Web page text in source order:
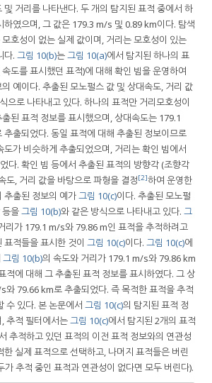
거리를 나타낸다. 두 개의 탐지된 표적 중에서 하
하였으며, 그 값은 179.3 m/s 및 0.89 km이다. 탐색
호성이 없는 실제 값이며, 거리는 모호성이 있는
다. 그림 10(b)는그림 10(a)에서 탐지된 하나의 표
도를 표시했던 표적)에 대해 확인 빔을 운영하여
예이다. 추출된 모노펄스 값 및 상대속도, 거리 값
으로 나타내고 있다. 하나의 표적만 거리모호성이
된 표적 정보를 표시했으며, 상대속도는 179.1
출되었다. 동일 표적에 대해 추출된 정보이므로
가 비슷하게 추출되었으며, 거리는 확인 빔에서
다. 확인 빔 등에서 추출된 표적의 방향각 (조향각
도, 거리 값을 바탕으로 파형을 결정[2]하여 운영한
추출된 정보의 예가그림 10(c)이다. 추출된 모노펄
등을그림 10(b)와 같은 방식으로 나타내고 있다. 그
리가 179.1 m/s와 79.86 m인 표적을 추적하려고
적들을 표시한 것이 그림 10(c)이다. 그림 10(c)에
그림 10(b)의 속도와 거리가 179.1 m/s와 79.86 km
적에 대해 그 추출된 표적 정보를 표시하였다. 그 상
와 79.66 km로 추출되었다. 즉 목적한 표적을 추적
수 있다. 본 논문에서 그림 10(c)의 탐지된 표적 정
추적 필터에서는그림 10(c)에서 탐지된 2개의 표적
추적하고 있던 표적의 이전 표적 정보와의 연관성
실제 표적으로 선택하고, 나머지 표적들은 버린
가 추적 중인 표적과 연관성이 없다면 모두 버린다).